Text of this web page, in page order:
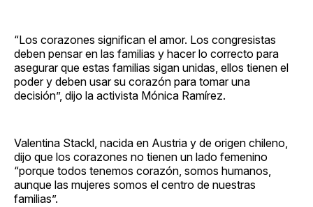
“Los corazones significan el amor. Los congresistas
deben pensar en las familias y hacer lo correcto para
asegurar que estas familias sigan unidas, ellos tienen el
poder y deben usar su corazón para tomar una
decisión”, dijo la activista Mónica Ramírez.
Valentina Stackl, nacida en Austria y de origen chileno,
dijo que los corazones no tienen un lado femenino
“porque todos tenemos corazón, somos humanos,
aunque las mujeres somos el centro de nuestras
familias”.